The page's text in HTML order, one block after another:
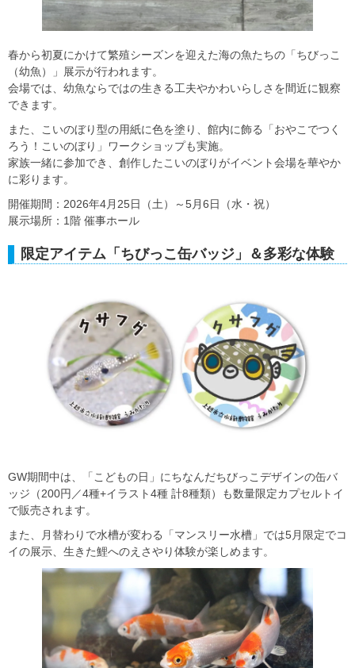
春から初夏にかけて繁殖シーズンを迎えた海の魚たちの「ちびっこ
（幼魚）」展示が行われます。
会場では、幼魚ならではの生きる工夫やかわいらしさを間近に観察
できます。
また、こいのぼり型の用紙に色を塗り、館内に飾る「おやこでつく
ろう！こいのぼり」ワークショップも実施。
家族一緒に参加でき、創作したこいのぼりがイベント会場を華やか
に彩ります。
開催期間：2026年4月25日（土）～5月6日（水・祝）
展示場所：1階 催事ホール
限定アイテム「ちびっこ缶バッジ」＆多彩な体験
GW期間中は、「こどもの日」にちなんだちびっこデザインの缶バ
ッジ（200円／4種+イラスト4種 計8種類）も数量限定カプセルトイ
で販売されます。
また、月替わりで水槽が変わる「マンスリー水槽」では5月限定でコ
イの展示、生きた鯉へのえさやり体験が楽しめます。